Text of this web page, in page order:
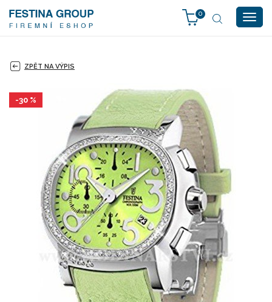
0
ZPĚT NA VÝPIS
-30 %